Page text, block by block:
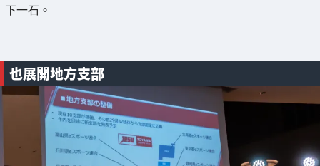
下一石。
也展開地方支部